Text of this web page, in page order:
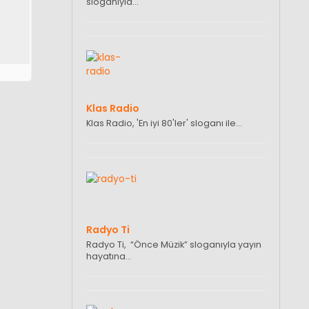
Klas Radio
Klas Radio, 'En iyi 80'ler' sloganı ile…
Radyo Ti
Radyo Ti, “Önce Müzik” sloganıyla yayın
hayatına…